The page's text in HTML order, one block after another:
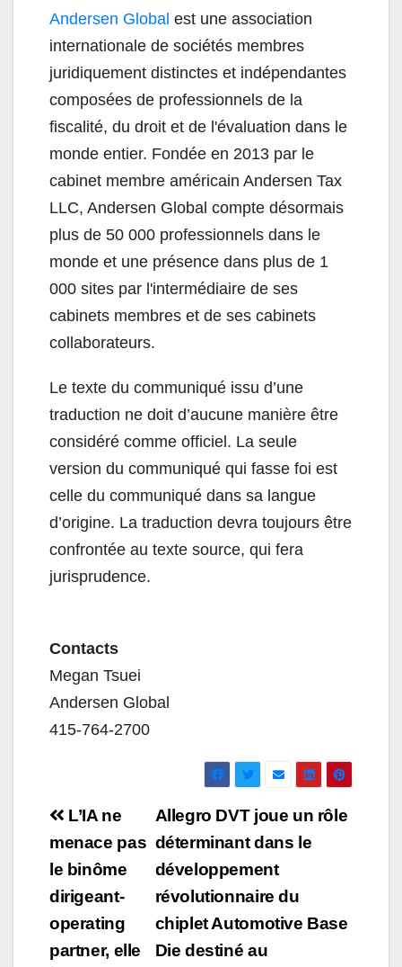
Andersen Global est une association
internationale de sociétés membres
juridiquement distinctes et indépendantes
composées de professionnels de la
fiscalité, du droit et de l'évaluation dans le
monde entier. Fondée en 2013 par le
cabinet membre américain Andersen Tax
LLC, Andersen Global compte désormais
plus de 50 000 professionnels dans le
monde et une présence dans plus de 1
000 sites par l'intermédiaire de ses
cabinets membres et de ses cabinets
collaborateurs.
Le texte du communiqué issu d’une
traduction ne doit d’aucune manière être
considéré comme officiel. La seule
version du communiqué qui fasse foi est
celle du communiqué dans sa langue
d’origine. La traduction devra toujours être
confrontée au texte source, qui fera
jurisprudence.
Contacts
Megan Tsuei
Andersen Global
415-764-2700
Navigation
de
l’article
Allegro DVT joue un rôle
déterminant dans le
développement
révolutionnaire du
chiplet Automotive Base
Die destiné au
L’IA ne
menace pas
le binôme
dirigeant-
operating
partner, elle